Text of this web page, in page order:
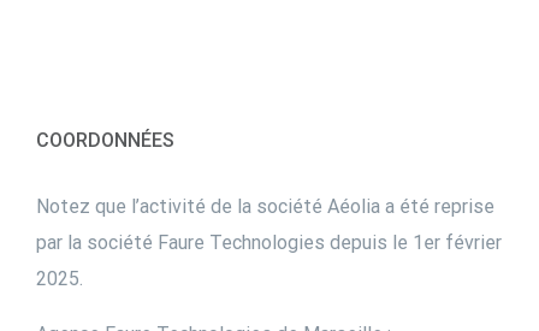
COORDONNÉES
Notez que l’activité de la société Aéolia a été reprise
par la société Faure Technologies depuis le 1er février
2025.